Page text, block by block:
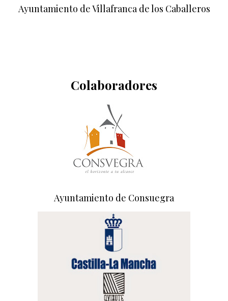
Ayuntamiento de Villafranca de los Caballeros
Colaboradores
Ayuntamiento de Consuegra